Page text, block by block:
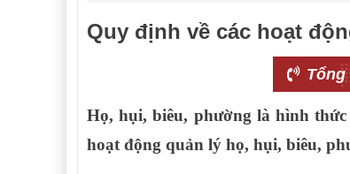
Quy định về các hoạt
Tổng
Họ, hụi, biêu, phường là hình
hoạt động quản lý họ, hụi, biêu,